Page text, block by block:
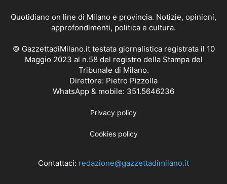
Quotidiano on line di Milano e provincia. Notizie, opinioni,
approfondimenti, politica e cultura.
© GazzettadiMilano.it testata giornalistica registrata il 10
Maggio 2023 al n.58 del registro della Stampa del
Tribunale di Milano.
Direttore: Pietro Pizzolla
WhatsApp & mobile: 351.5646236
Privacy policy
Cookies policy
Contattaci: redazione@gazzettadimilano.it